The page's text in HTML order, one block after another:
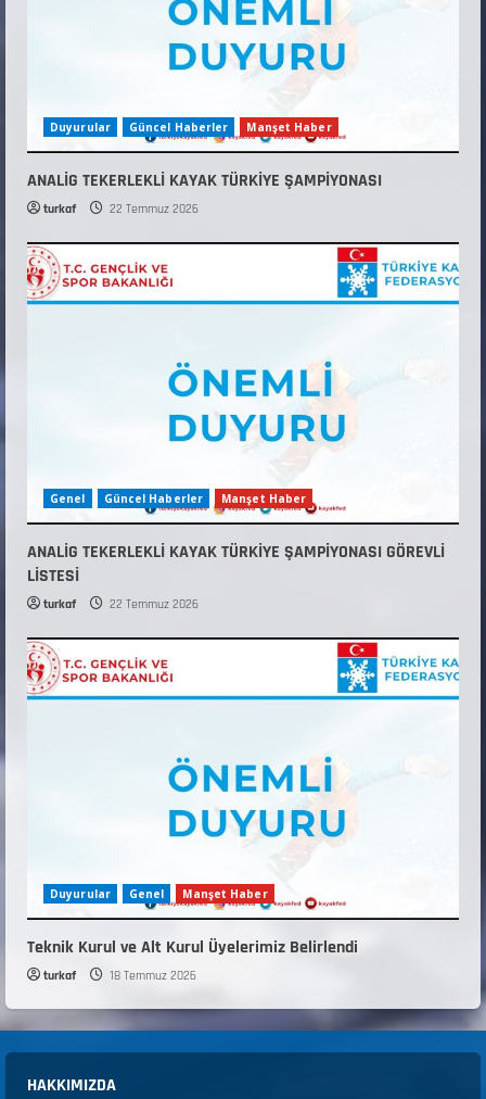
Duyurular Güncel Haberler Manşet Haber
ANALİG TEKERLEKLİ KAYAK TÜRKİYE ŞAMPİYONASI
turkaf 22 Temmuz 2026
Genel Güncel Haberler Manşet Haber
ANALİG TEKERLEKLİ KAYAK TÜRKİYE ŞAMPİYONASI GÖREVLİ
LİSTESİ
turkaf 22 Temmuz 2026
Duyurular Genel Manşet Haber
Teknik Kurul ve Alt Kurul Üyelerimiz Belirlendi
turkaf 18 Temmuz 2026
HAKKIMIZDA